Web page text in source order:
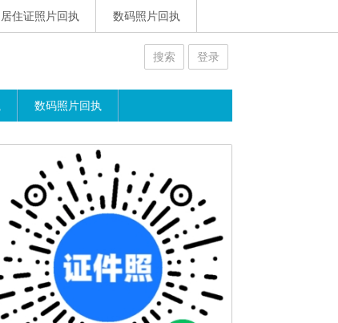
居住证照片回执 数码照片回执
搜索 登录
数码照片回执